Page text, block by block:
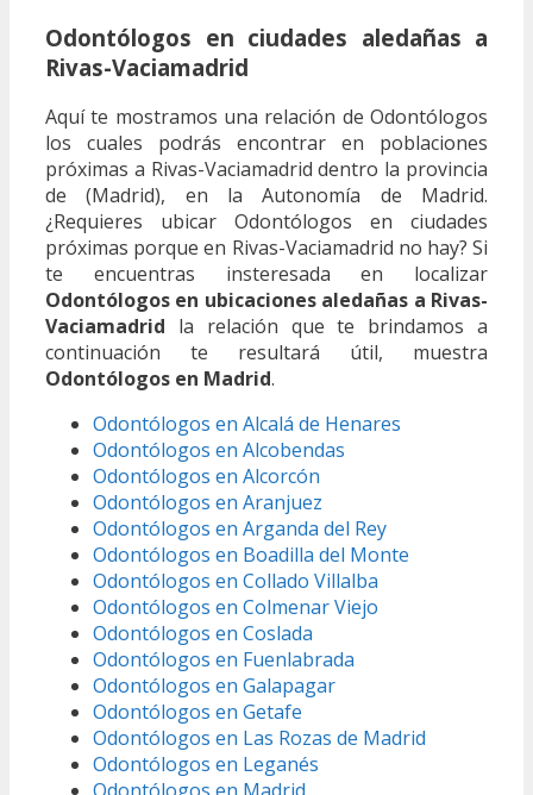
Odontólogos en ciudades aledañas a
Rivas-Vaciamadrid
Aquí te mostramos una relación de Odontólogos
los cuales podrás encontrar en poblaciones
próximas a Rivas-Vaciamadrid dentro la provincia
de (Madrid), en la Autonomía de Madrid.
¿Requieres ubicar Odontólogos en ciudades
próximas porque en Rivas-Vaciamadrid no hay? Si
te encuentras insteresada en localizar
Odontólogos en ubicaciones aledañas a Rivas-
Vaciamadrid la relación que te brindamos a
continuación te resultará útil, muestra
Odontólogos en Madrid.
Odontólogos en Alcalá de Henares
Odontólogos en Alcobendas
Odontólogos en Alcorcón
Odontólogos en Aranjuez
Odontólogos en Arganda del Rey
Odontólogos en Boadilla del Monte
Odontólogos en Collado Villalba
Odontólogos en Colmenar Viejo
Odontólogos en Coslada
Odontólogos en Fuenlabrada
Odontólogos en Galapagar
Odontólogos en Getafe
Odontólogos en Las Rozas de Madrid
Odontólogos en Leganés